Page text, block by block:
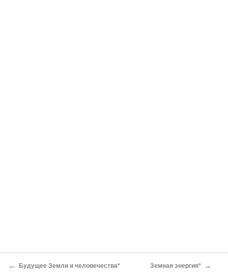
← Будущее Земли и человечества* Земная энергия* →